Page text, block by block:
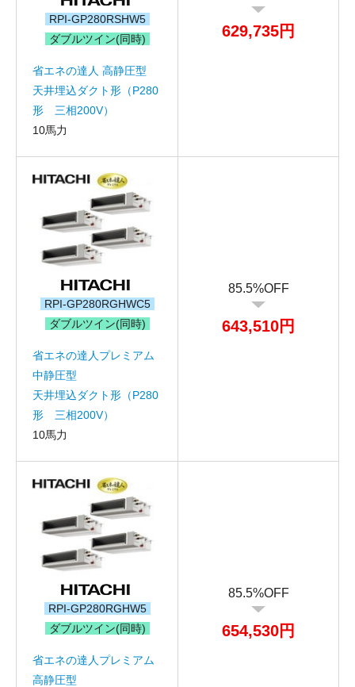
RPI-GP280RSHW5
ダブルツイン(同時)
省エネの達人 高静圧型
天井埋込ダクト形（P280
形 三相200V）
10馬力
629,735円
RPI-GP280RGHWC5
ダブルツイン(同時)
省エネの達人プレミアム
中静圧型
天井埋込ダクト形（P280
形 三相200V）
10馬力
85.5%OFF
643,510円
RPI-GP280RGHW5
ダブルツイン(同時)
省エネの達人プレミアム
高静圧型
85.5%OFF
654,530円
メールアドレス
お問合せ内容
メール